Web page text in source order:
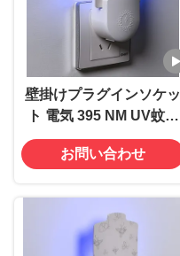
壁掛けプラグインソケッ
ト 電気 395 NM UV蚊殺
虫ランプ 飛ぶ虫殺虫剤
お問い合わせ